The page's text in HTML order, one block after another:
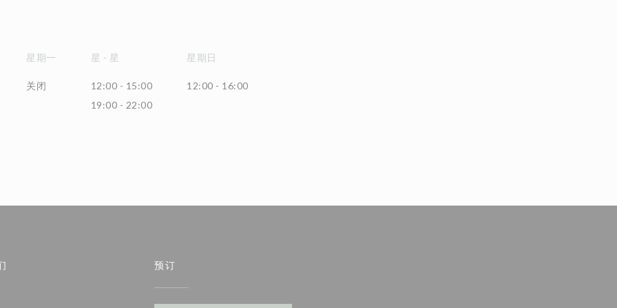
星期一
关闭
星 - 星
12:00 - 15:00
19:00 - 22:00
星期日
12:00 - 16:00
预订